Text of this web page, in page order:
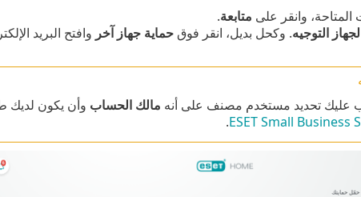
المتاحة، وانقر على متابعة.
. وكحل بديل، انقر فوقحماية جهاز آخر وافتح البريد
عليك تحديد مستخدم مصنف على أنه مالك الحساب وأن يكون لديك
.